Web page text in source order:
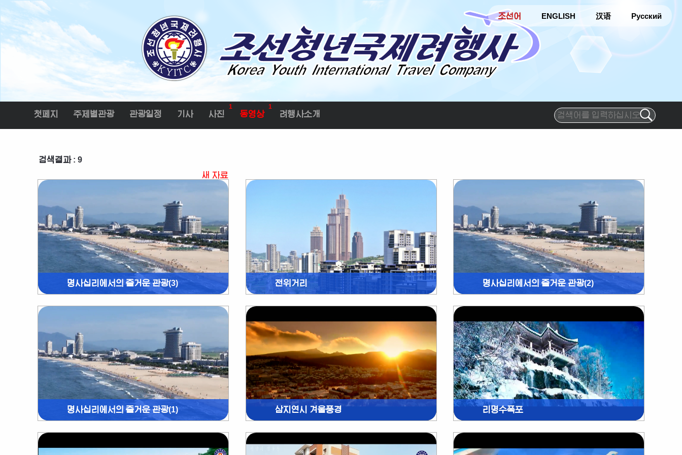
조선어 ENGLISH 汉语 Русский
첫페지 주제별관광 관광일정 기사 사진
1
동영상
1
려행사소개
검색결과 : 9
명사십리에서의 즐거운 관광(3)
새 자료
전위거리 명사십리에서의 즐거운 관광(2)
명사십리에서의 즐거운 관광(1) 삼지연시 겨울풍경 리명수폭포